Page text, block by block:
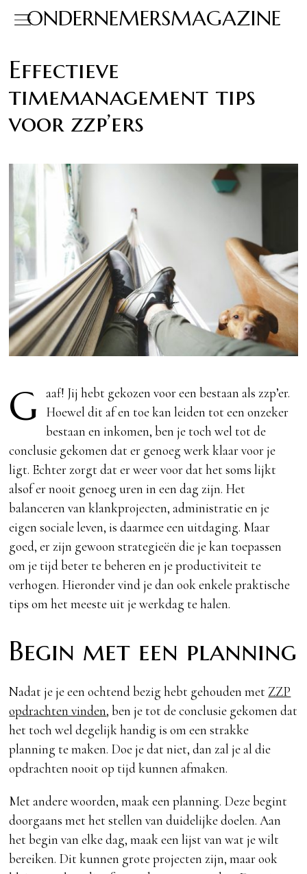
ONDERNEMERSMAGAZINE
Effectieve
timemanagement tips
voor zzp’ers
G
aaf! Jij hebt gekozen voor een bestaan als zzp’er.
Hoewel dit af en toe kan leiden tot een onzeker
bestaan en inkomen, ben je toch wel tot de
conclusie gekomen dat er genoeg werk klaar voor je
ligt. Echter zorgt dat er weer voor dat het soms lijkt
alsof er nooit genoeg uren in een dag zijn. Het
balanceren van klankprojecten, administratie en je
eigen sociale leven, is daarmee een uitdaging. Maar
goed, er zijn gewoon strategieën die je kan toepassen
om je tijd beter te beheren en je productiviteit te
verhogen. Hieronder vind je dan ook enkele praktische
tips om het meeste uit je werkdag te halen.
Begin met een planning
Nadat je je een ochtend bezig hebt gehouden met ZZP
opdrachten vinden, ben je tot de conclusie gekomen dat
het toch wel degelijk handig is om een strakke
planning te maken. Doe je dat niet, dan zal je al die
opdrachten nooit op tijd kunnen afmaken.
Met andere woorden, maak een planning. Deze begint
doorgaans met het stellen van duidelijke doelen. Aan
het begin van elke dag, maak een lijst van wat je wilt
bereiken. Dit kunnen grote projecten zijn, maar ook